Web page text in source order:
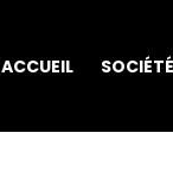
ACCUEIL SOCIÉTÉ